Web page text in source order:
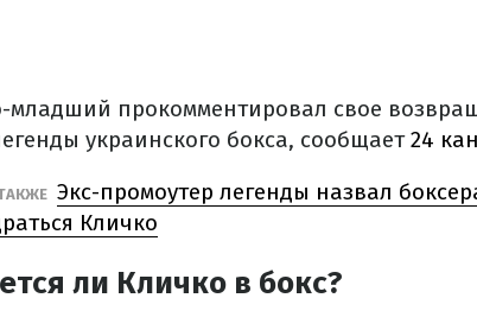
младший прокомментировал свое
украинского бокса, сообщает24
Экс-промоутер легенды назвал
Кличко
ли Кличко в бокс?